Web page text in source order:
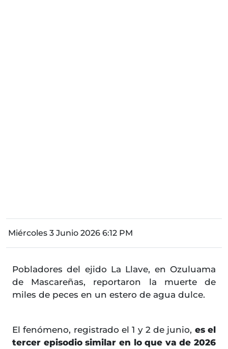
Miércoles 3 Junio 2026 6:12 PM
Pobladores del ejido La Llave, en Ozuluama
de Mascareñas, reportaron la muerte de
miles de peces en un estero de agua dulce.
El fenómeno, registrado el 1 y 2 de junio, es el
tercer episodio similar en lo que va de 2026